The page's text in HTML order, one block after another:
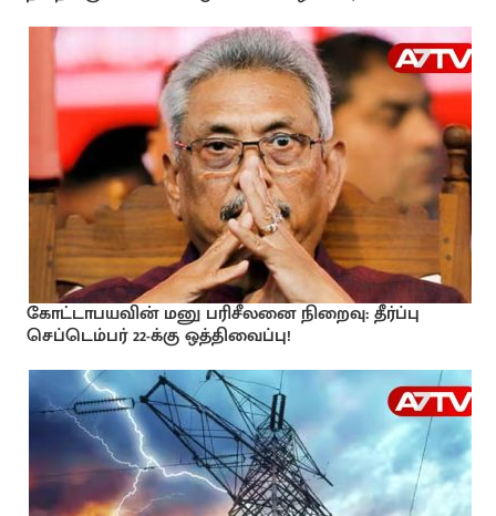
கோட்டாபயவின் மனு பரிசீலனை நிறைவு: தீர்ப்பு
செப்டெம்பர் 22-க்கு ஒத்திவைப்பு!